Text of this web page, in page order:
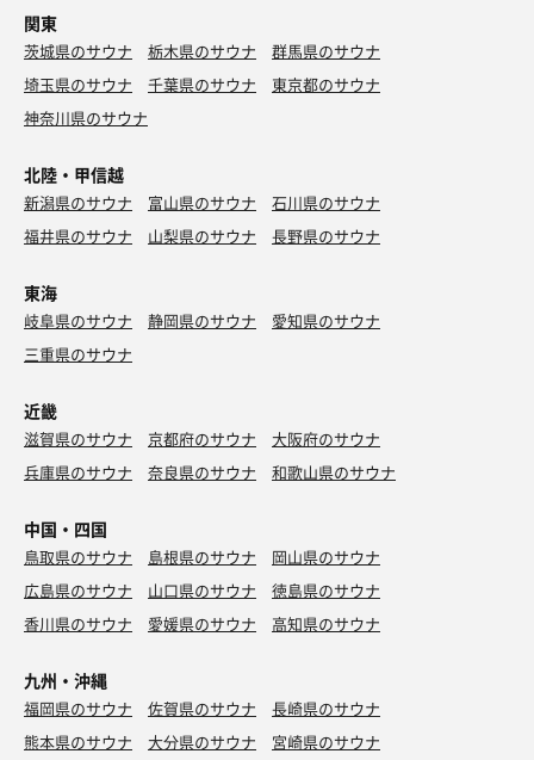
関東
茨城県のサウナ 栃木県のサウナ
群馬県のサウナ
埼玉県のサウナ
千葉県のサウナ
東京都のサウナ
神奈川県のサウナ
北陸・甲信越
新潟県のサウナ 富山県のサウナ
石川県のサウナ
福井県のサウナ
山梨県のサウナ 長野県のサウナ
東海
岐阜県のサウナ 静岡県のサウナ
愛知県のサウナ
三重県のサウナ
近畿
滋賀県のサウナ 京都府のサウナ
大阪府のサウナ
兵庫県のサウナ
奈良県のサウナ 和歌山県のサウナ
中国・四国
鳥取県のサウナ 島根県のサウナ
岡山県のサウナ
広島県のサウナ
山口県のサウナ
徳島県のサウナ
香川県のサウナ
愛媛県のサウナ 高知県のサウナ
九州・沖縄
福岡県のサウナ 佐賀県のサウナ
長崎県のサウナ
熊本県のサウナ
大分県のサウナ
宮崎県のサウナ